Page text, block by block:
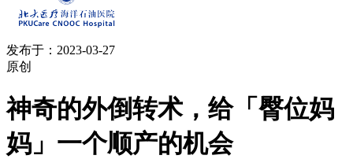
发布于：2023-03-27
原创
神奇的外倒转术，给「臀位妈
妈」一个顺产的机会